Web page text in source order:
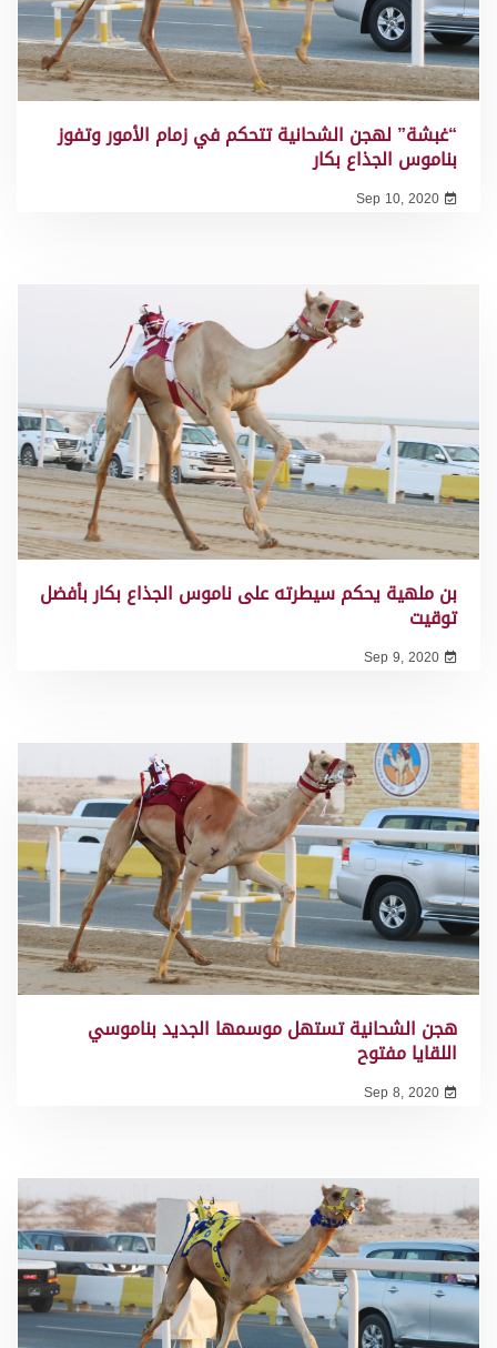
“غبشة” لهجن الشحانية تتحكم في زمام الأمور وتفوز
بناموس الجذاع بكار
Sep 10, 2020
بن ملهية يحكم سيطرته على ناموس الجذاع بكار بأفضل
توقيت
Sep 9, 2020
هجن الشحانية تستهل موسمها الجديد بناموسي
اللقايا مفتوح
Sep 8, 2020